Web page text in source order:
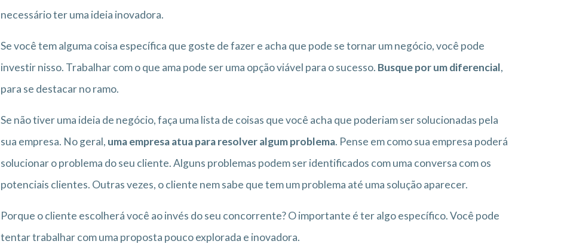
necessário ter uma ideia inovadora.
Se você tem alguma coisa específica que goste de fazer e acha que pode se tornar um negócio, você pode
investir nisso. Trabalhar com o que ama pode ser uma opção viável para o sucesso. Busque por um diferencial,
para se destacar no ramo.
Se não tiver uma ideia de negócio, faça uma lista de coisas que você acha que poderiam ser solucionadas pela
sua empresa. No geral, uma empresa atua para resolver algum problema. Pense em como sua empresa poderá
solucionar o problema do seu cliente. Alguns problemas podem ser identificados com uma conversa com os
potenciais clientes. Outras vezes, o cliente nem sabe que tem um problema até uma solução aparecer.
Porque o cliente escolherá você ao invés do seu concorrente? O importante é ter algo específico. Você pode
tentar trabalhar com uma proposta pouco explorada e inovadora.